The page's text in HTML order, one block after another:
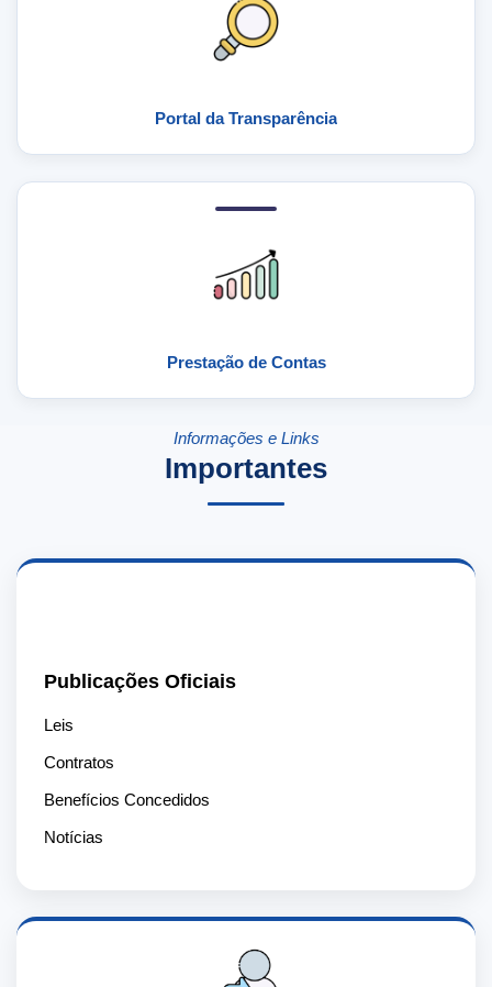
Portal da Transparência
Prestação de Contas
Informações e Links
Importantes
Publicações Oficiais
Leis
Contratos
Benefícios Concedidos
Notícias